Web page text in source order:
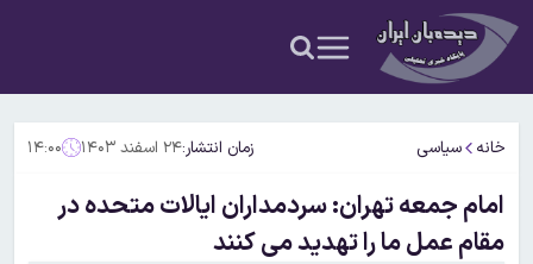
خانه سیاسی زمان انتشار:۲۴ اسفند ۱۴۰۳ ۱۴:۰۰
امام جمعه تهران: سردمداران ایالات متحده در
مقام عمل ما را تهدید می کنند